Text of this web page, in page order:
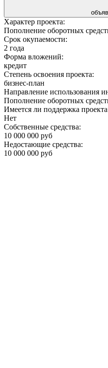
Характер проекта:
Пополнение оборотных
Срок окупаемости:
2 года
Форма вложений:
кредит
Степень освоения проекта:
бизнес-план
Направление использования
Пополнение оборотных
Имеется ли поддержка
Нет
Собственные средства:
10 000 000 руб
Недостающие средства:
10 000 000 руб